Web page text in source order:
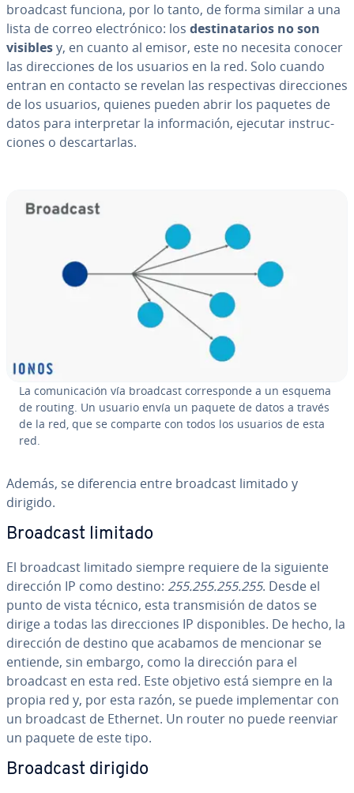
broadcast funciona, por lo tanto, de forma similar a una
lista de correo ele­c­tró­ni­co: los de­s­ti­na­ta­rios no son
visiblesy, en cuanto al emisor, este no necesita conocer
las di­re­c­cio­nes de los usuarios en la red. Solo cuando
entran en contacto se revelan las re­s­pe­c­ti­vas di­re­c­cio­nes
de los usuarios, quienes pueden abrir los paquetes de
datos para in­te­r­pre­tar la in­fo­r­ma­ción, ejecutar in­s­tru­c­
cio­nes o de­s­ca­r­tar­las.
La co­mu­ni­ca­ción vía broadcast co­rre­s­po­n­de a un esquema
de routing. Un usuario envía un paquete de datos a través
de la red, que se comparte con todos los usuarios de esta
red.
Además, se di­fe­re­n­cia entre broadcast limitado y
dirigido.
Broadcast limitado
El broadcast limitado siempre requiere de la siguiente
dirección IP como destino: 255.255.255.255. Desde el
punto de vista técnico, esta tra­n­s­mi­sión de datos se
dirige a todas las di­re­c­cio­nes IP di­s­po­ni­bles. De hecho, la
dirección de destino que acabamos de mencionar se
entiende, sin embargo, como la dirección para el
broadcast en esta red. Este objetivo está siempre en la
propia red y, por esta razón, se puede im­ple­me­n­tar con
un broadcast de Ethernet. Un router no puede reenviar
un paquete de este tipo.
Broadcast dirigido